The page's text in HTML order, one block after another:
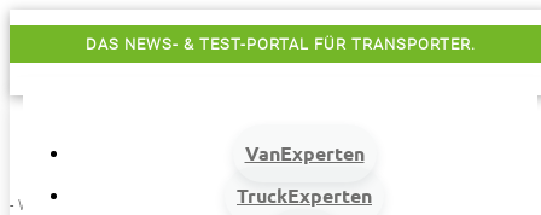
DAS NEWS- & TEST-PORTAL FÜR TRANSPORTER.
VanExperten
TruckExperten
- Werbung -